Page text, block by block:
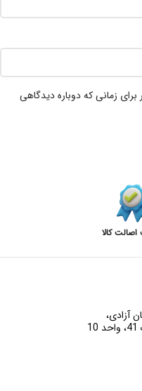
زمانی که دوباره دیدگاهی
کالا
آزادی،